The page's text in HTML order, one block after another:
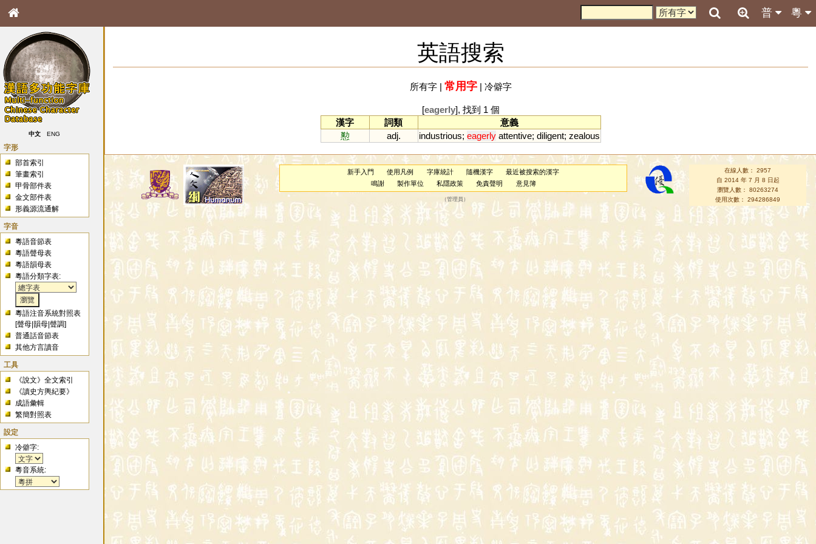
粵
普
中文 ENG
字形
部首索引
筆畫索引
甲骨部件表
金文部件表
形義源流通解
字音
粵語音節表
粵語聲母表
粵語韻母表
粵語分類字表:
粵語注音系統對照表
[聲母 |韻母 |聲調]
普通話音節表
其他方言讀音
工具
《說文》全文索引
《讀史方輿紀要》
成語彙輯
繁簡對照表
設定
冷僻字:
粵音系統:
英語搜索
所有字| 常用字| 冷僻字
[eagerly], 找到 1 個
漢字
詞類
意義
懃
adj. industrious; eagerly attentive; diligent; zealous
新手入門 使用凡例 字庫統計 隨機漢字
最近被搜索的漢字
鳴謝
製作單位 私隱政策 免責聲明 意見簿
（管理員 ）
在線人數： 2957
自 2014 年 7 月 8 日起
瀏覽人數： 80263274
使用次數： 294286849